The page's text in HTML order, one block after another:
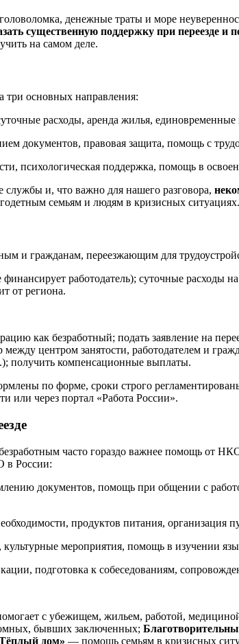
денежные траты и море
существенную поддержку при переезде и
на самом деле.
три основных направления:
расходы, аренда жилья, единовременные
документов, правовая защита, помощь с
психологическая поддержка, помощь в
и, что важно для нашего разговора,
семьям и людям в кризисных ситуациях.
и гражданам, переезжающим для
работодатель); суточные расходы
от региона.
как безработный; подать заявление на
центром занятости, работодателем и
получить компенсационные выплаты.
по форме, сроки строго
или через портал «Работа России».
часто гораздо важнее помощь от
в России:
документов, помощь при общении с
продуктов питания, организация
мероприятия, помощь в изучении
подготовка к собеседованиям,
с убежищем, жильем, работой,
бывших заключенных;
дом» — помощь семьям в кризисных